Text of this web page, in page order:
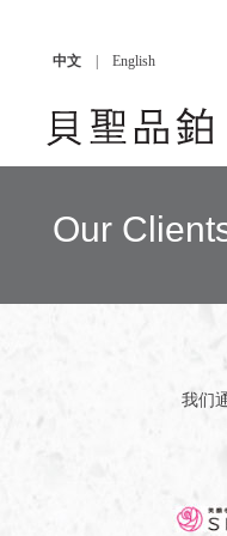
中文 English
Our
我们